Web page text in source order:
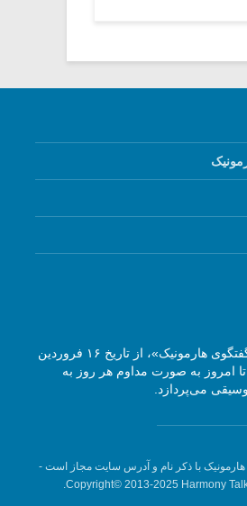
مجله آنلاین موسیقی «گفتگوی هارمونیک»، از تاریخ ۱۶ فروردین
و تا امروز به صورت مداوم هر روز به
می‌پردازد.
هارمونیک با ذکر نام و آدرس سایت مجاز است -
Copyright© 2013-2025 Harmony